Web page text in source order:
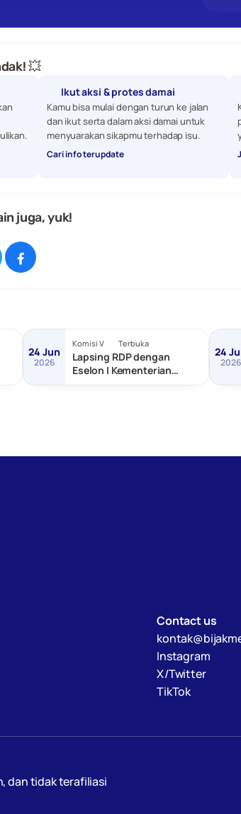
💥
Ikut aksi & protes damai
Kamu bisa mulai dengan turun ke jalan
dan ikut serta dalam aksi damai untuk
menyuarakan sikapmu terhadap isu.
Cari info terupdate
juga, yuk!
24 Jun
2026
Komisi V Terbuka
Lapsing RDP dengan
Eselon I Kementerian
24
2026
Contact us
Instagram
X/Twitter
TikTok
dan tidak terafiliasi